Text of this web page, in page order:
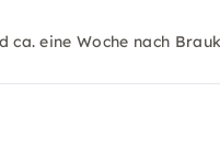
ca. eine Woche nach